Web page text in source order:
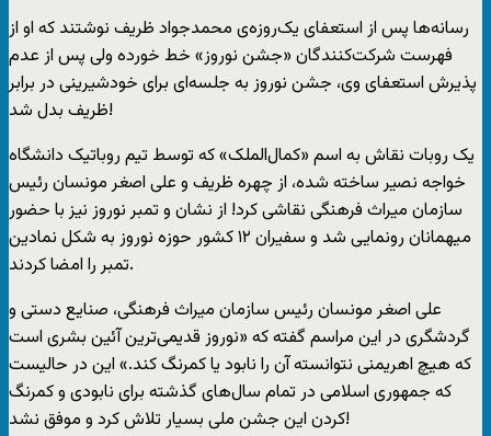
رسانه‌ها پس از استعفای یک‌روزه‌ی محمدجواد ظریف نوشتند که او از
فهرست شرکت‌کنندگان «جشن نوروز» خط خورده ولی پس از عدم
پذیرش استعفای وی، جشن نوروز به جلسه‌ای برای خودشیرینی در برابر
ظریف بدل شد!
یک روبات نقاش به اسم «کمال‌الملک» که توسط تیم روباتیک دانشگاه
خواجه نصیر ساخته شده، از چهره ظریف و علی اصغر مونسان رئیس
سازمان میراث فرهنگی نقاشی کرد! از نشان و تمبر نوروز نیز با حضور
میهمانان رونمایی شد و سفیران ۱۲ کشور حوزه نوروز به شکل نمادین
تمبر را امضا کردند.
علی اصغر مونسان رئیس سازمان میراث فرهنگی، صنایع دستی و
گردشگری در این مراسم گفته که «نوروز‌ قدیمی‌ترین آئین بشری است
که هیچ اهریمنی نتوانسته آن را نابود یا کمرنگ کند.» این در حالیست
که جمهوری اسلامی در تمام سال‌های گذشته برای نابودی و کمرنگ
کردن این جشن ملی بسیار تلاش کرد و موفق نشد!